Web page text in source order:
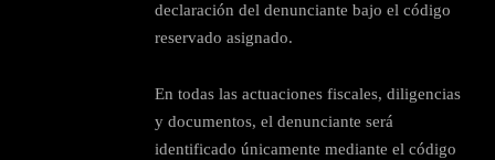
declaración del denunciante bajo el código
reservado asignado.
En todas las actuaciones fiscales, diligencias
y documentos, el denunciante será
identificado únicamente mediante el código